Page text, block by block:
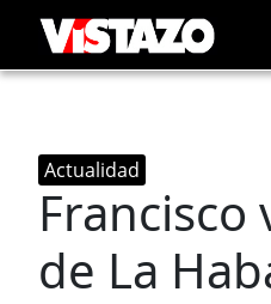
Actualidad
Francisco
de La